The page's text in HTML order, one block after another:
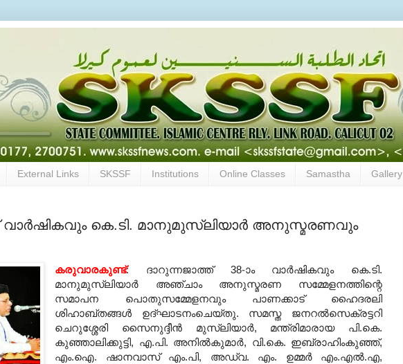
External Links SKSSF Institutions Online Classes Samastha Gallery
വാര്‍ഷികവും കെ.ടി. മാനുമുസ്‌ലിയാര്‍ അനുസ്മരണവും
കരുവാരകുണ്ട്: ദാറുന്നജാത്ത് 38-ാം വാര്‍ഷികവും കെ.ടി.
മാനുമുസ്‌ലിയാര്‍ അഞ്ചാം അനുസ്മരണ സമ്മേളനത്തിന്റെ
സമാപന പൊതുസമ്മേളനവും പാണക്കാട് ഹൈദരലി
ശിഹാബ്തങ്ങള്‍ ഉദ്ഘാടനംചെയ്തു. സമസ്ത ജനറല്‍സെക്രട്ടറി
ചെറുശ്ശേരി സൈനുദ്ദീന്‍ മുസ്‌ലിയാര്‍, മന്ത്രിമാരായ പി.കെ.
കുഞ്ഞാലിക്കുട്ടി, എ.പി. അനില്‍കുമാര്‍, വി.കെ. ഇബ്രാഹിംകുഞ്ഞ്,
എം.ഐ. ഷാനവാസ് എം.പി, അഡ്വ. എം. ഉമ്മര്‍ എം.എല്‍.എ,